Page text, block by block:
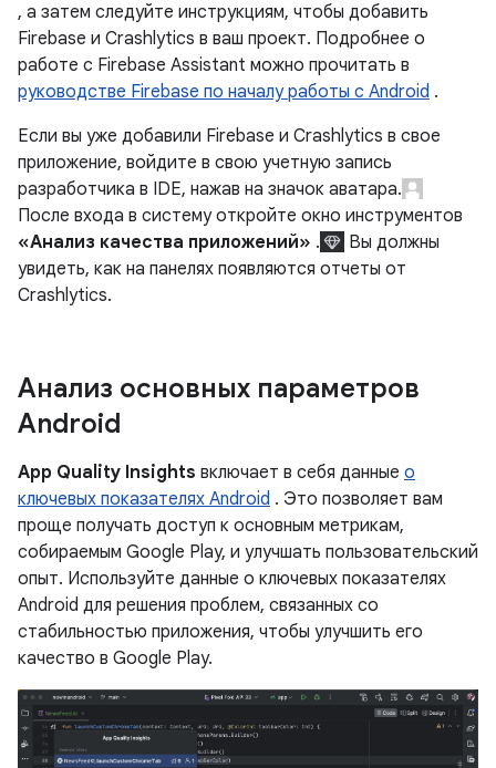
, а затем следуйте инструкциям, чтобы добавить
Firebase и Crashlytics в ваш проект. Подробнее о
работе с Firebase Assistant можно прочитать в
руководстве Firebase по началу работы с Android .
Если вы уже добавили Firebase и Crashlytics в свое
приложение, войдите в свою учетную запись
разработчика в IDE, нажав на значок аватара.
После входа в систему откройте окно инструментов
«Анализ качества приложений» .
Вы должны
увидеть, как на панелях появляются отчеты от
Crashlytics.
Анализ основных параметров
Android
App Quality Insights включает в себя данные о
ключевых показателях Android . Это позволяет вам
проще получать доступ к основным метрикам,
собираемым Google Play, и улучшать пользовательский
опыт. Используйте данные о ключевых показателях
Android для решения проблем, связанных со
стабильностью приложения, чтобы улучшить его
качество в Google Play.